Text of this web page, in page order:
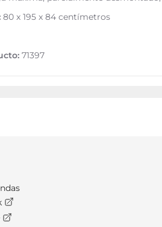
80 x 195 x 84 centímetros
71397